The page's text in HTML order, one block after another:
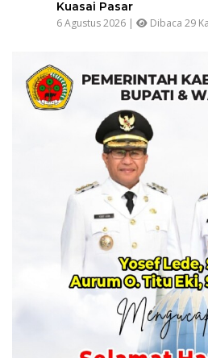
Kuasai Pasar
6 Agustus 2026 | Dibaca 29